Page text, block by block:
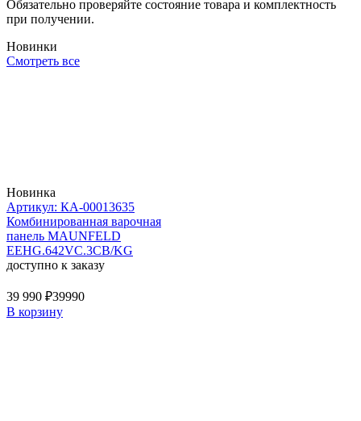
Обязательно проверяйте состояние товара и комплектность
при получении.
Новинки
Смотреть все
Новинка
Артикул: КА-00013635
Комбинированная варочная
панель MAUNFELD
EEHG.642VC.3CB/KG
доступно к заказу
39 990 ₽39990
В корзину